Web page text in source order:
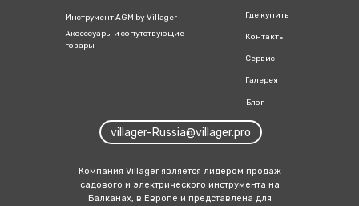
Инструмент AGM by Villager Где купить
Контакты
Аксессуары и сопутствующие
товары
Сервис
Галерея
villager-Russia@villager.pro
Компания Villager является лидером продаж
садового и электрич еского инструмента на
Балканах, в Европе и представлена для
Блог